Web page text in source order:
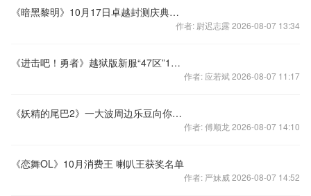
《暗黑黎明》10月17日卓越封测庆典送豪礼活动
作者: 尉迟志露 2026-08-07 13:34
《进击吧！勇者》越狱版新服“47区”15日开启
作者: 应若斌 2026-08-07 11:17
《妖精的尾巴2》一大波周边乐豆向你袭来
作者: 傅顺龙 2026-08-07 14:10
《恋舞OL》10月消费王 喇叭王获奖名单
作者: 严妹威 2026-08-07 14:52